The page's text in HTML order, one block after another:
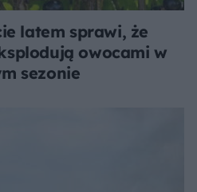
latem sprawi, że
owocami w
sezonie